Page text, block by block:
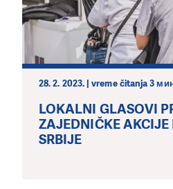
28. 2. 2023. | vreme čitanja 3
LOKALNI GLASOVI
ZAJEDNIČKE
SRBIJE